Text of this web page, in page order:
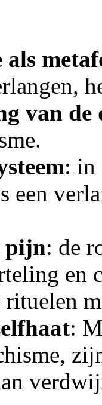
van de
:
een
pijn: de
en
rituelen
: